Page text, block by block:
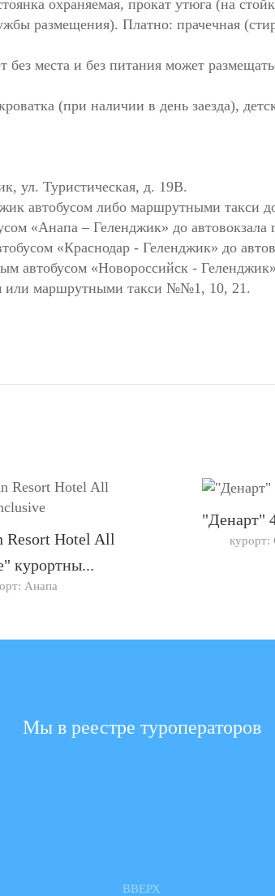
охраняемая, прокат утюга (на
размещения). Платно: прачечная
без места и без питания может
(при наличии в день заезда),
ул. Туристическая, д. 19В.
автобусом либо маршрутными такси
«Анапа – Геленджик» до автовокзала
«Краснодар - Геленджик» до
автобусом «Новороссийск -
или маршрутными такси №№1, 10, 21.
Resort Hotel All
курортны...
Анапа
"Денарт"
курорт:
Мы в реестре туроператоров
ВВЕРХ